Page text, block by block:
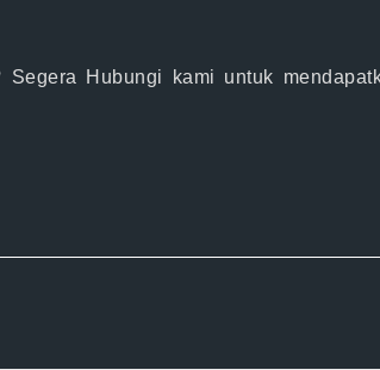
Segera Hubungi kami untuk